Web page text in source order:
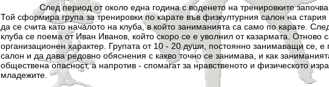
След период от около една година с воденето на тренировките започва
Той сформира група за тренировки по карате във физкултурния салон на
да се счита като началото на клуба, в който заниманията са само по карате.
клуба се поема от Иван Иванов, който скоро се е уволнил от казармата. Отново
организационен характер. Групата от 10 - 20 души, постоянно занимаващи се,
салон и да дава редовно обяснения с какво точно се занимава, и как
обществена опасност, а напротив - спомагат за нравственото и физическото
младежите.